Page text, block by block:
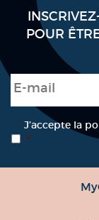
POUR
E-mail
RGPD *
J’accepte la
*